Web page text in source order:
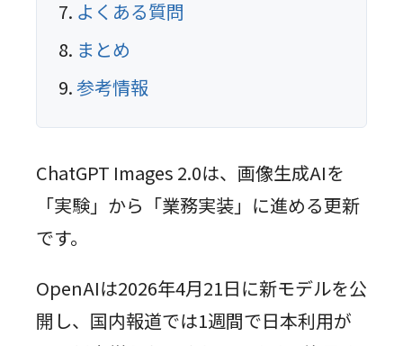
よくある質問
まとめ
参考情報
ChatGPT Images 2.0は、画像生成AIを
「実験」から「業務実装」に進める更新
です。
OpenAIは2026年4月21日に新モデルを公
開し、国内報道では1週間で日本利用が